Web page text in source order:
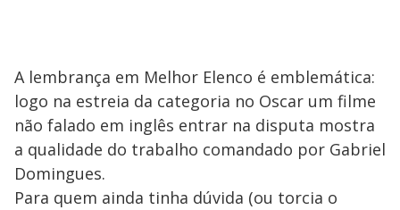
A lembrança em Melhor Elenco é emblemática:
logo na estreia da categoria no Oscar um filme
não falado em inglês entrar na disputa mostra
a qualidade do trabalho comandado por Gabriel
Domingues.
Para quem ainda tinha dúvida (ou torcia o